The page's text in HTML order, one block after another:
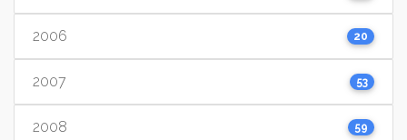
2006 20
2007 53
2008 59